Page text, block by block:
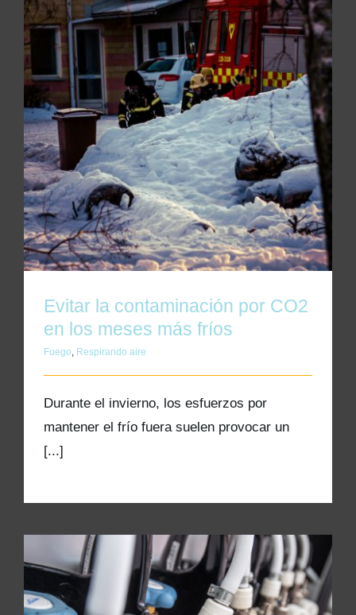
Evitar la contaminación por CO2 en los meses
más fríos
Evitar la contaminación por CO2
en los meses más fríos
Fuego, Respirando aire
Durante el invierno, los esfuerzos por
mantener el frío fuera suelen provocar un
[...]